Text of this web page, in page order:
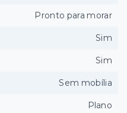
Pronto para morar
Sim
Sim
Sem mobília
Plano